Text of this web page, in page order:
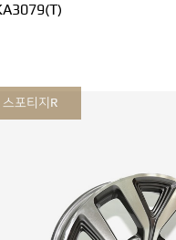
스포티지R